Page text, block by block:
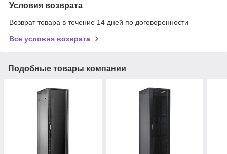
Условия возврата
Возврат товара в течение 14 дней по договоренности
Все условия возврата
Подобные товары компании